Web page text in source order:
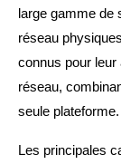
large gamme de
réseau
connus pour leur
réseau,
seule plateforme.
Les principales